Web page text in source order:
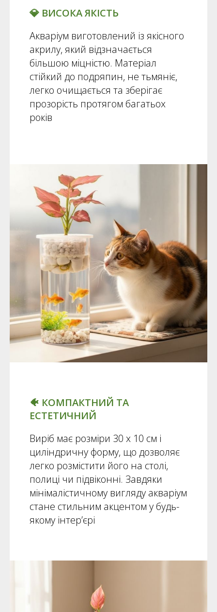
💎 ВИСОКА ЯКІСТЬ
Акваріум виготовлений із якісного
акрилу, який відзначається
більшою міцністю. Матеріал
стійкий до подряпин, не тьмяніє,
легко очищається та зберігає
прозорість протягом багатьох
років
🐠 КОМПАКТНИЙ ТА
ЕСТЕТИЧНИЙ
Виріб має розміри 30 х 10 см і
циліндричну форму, що дозволяє
легко розмістити його на столі,
полиці чи підвіконні. Завдяки
мінімалістичному вигляду акваріум
стане стильним акцентом у будь-
якому інтер’єрі